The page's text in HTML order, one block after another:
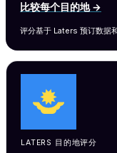
比较每个目的地 →
评分基于 Laters 预订数据
LATERS 目的地评分